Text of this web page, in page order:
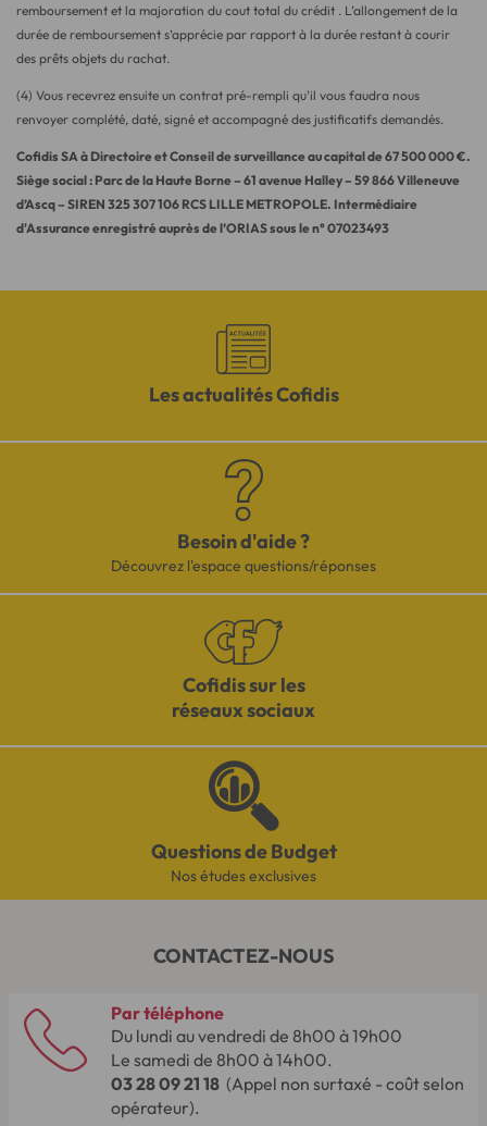
remboursement et la majoration du cout total du crédit . L’allongement de la
durée de remboursement s’apprécie par rapport à la durée restant à courir
des prêts objets du rachat.
(4) Vous recevrez ensuite un contrat pré-rempli qu'il vous faudra nous
renvoyer complété, daté, signé et accompagné des justificatifs demandés.
Cofidis SA à Directoire et Conseil de surveillance au capital de 67 500 000 €.
Siège social : Parc de la Haute Borne – 61 avenue Halley – 59 866 Villeneuve
d’Ascq – SIREN 325 307 106 RCS LILLE METROPOLE. Intermédiaire
d'Assurance enregistré auprès de l’ORIAS sous le n° 07023493
Les actualités Cofidis
Besoin d'aide ?
Découvrez l'espace questions/réponses
Cofidis sur les
réseaux sociaux
Questions de Budget
Nos études exclusives
CONTACTEZ-NOUS
Par téléphone
Du lundi au vendredi de 8h00 à 19h00
Le samedi de 8h00 à 14h00.
03 28 09 21 18 (Appel non surtaxé - coût selon
opérateur).